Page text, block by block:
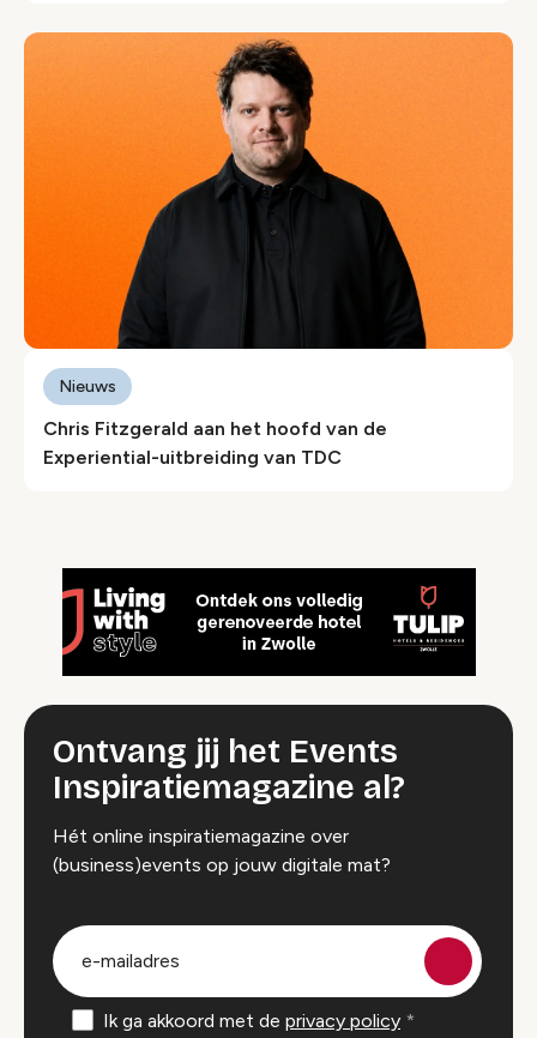
Chris Fitzgerald aan het hoofd van de
Experiential-uitbreiding van TDC
Nieuws
Ontvang jij het Events
Inspiratiemagazine al?
Hét online inspiratiemagazine over
(business)events op jouw digitale mat?
groep
Ik ga akkoord met de privacy policy